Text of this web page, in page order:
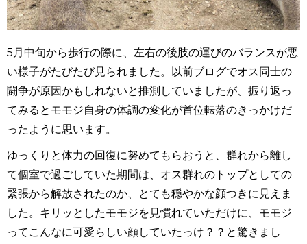
5月中旬から歩行の際に、左右の後肢の運びのバランスが悪
い様子がたびたび見られました。以前ブログでオス同士の
闘争が原因かもしれないと推測していましたが、振り返っ
てみるとモモジ自身の体調の変化が首位転落のきっかけだ
ったように思います。
ゆっくりと体力の回復に努めてもらおうと、群れから離し
て個室で過ごしていた期間は、オス群れのトップとしての
緊張から解放されたのか、とても穏やかな顔つきに見えま
した。キリッとしたモモジを見慣れていただけに、モモジ
ってこんなに可愛らしい顔していたっけ？？と驚きまし